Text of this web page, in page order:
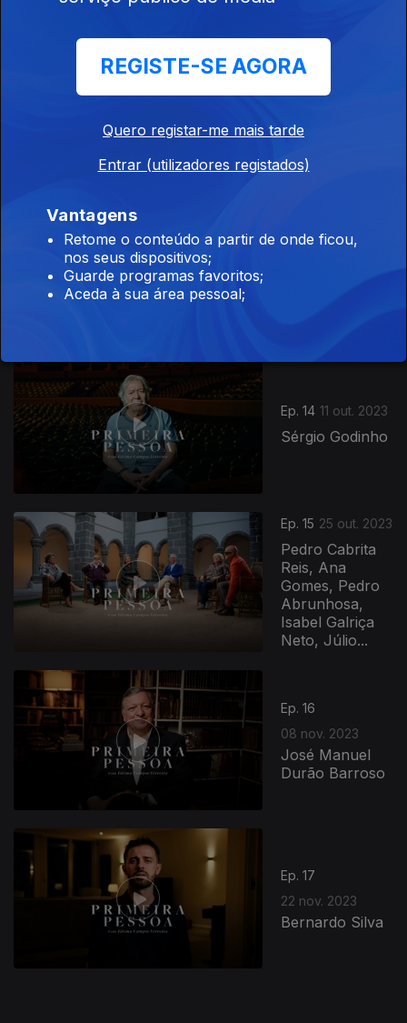
Abrunhosa
27 set. 2023
Ep. 14 11 out. 2023
Sérgio Godinho
Ep. 15 25 out. 2023
Pedro Cabrita
Reis, Ana
Gomes, Pedro
Abrunhosa,
Isabel Galriça
Neto, Júlio...
Ep. 16
08 nov. 2023
José Manuel
Durão Barroso
Ep. 17
22 nov. 2023
Bernardo Silva
831338
REGISTE-SE AGORA
Quero registar-me mais tarde
Entrar (utilizadores registados)
Vantagens
Retome o conteúdo a partir de onde ficou,
nos seus dispositivos;
Guarde programas favoritos;
Aceda à sua área pessoal;